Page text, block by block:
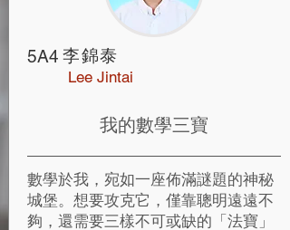
5A4 李錦泰
Lee Jintai
我的數學三寶
數學於我，宛如一座佈滿謎題的神秘
城堡。想要攻克它，僅靠聰明遠遠不
夠，還需要三樣不可或缺的「法寶」